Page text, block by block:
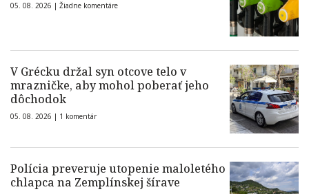
05. 08. 2026 | Žiadne komentáre
V Grécku držal syn otcove telo v
mrazničke, aby mohol poberať jeho
dôchodok
05. 08. 2026 | 1 komentár
Polícia preveruje utopenie maloletého
chlapca na Zemplínskej šírave